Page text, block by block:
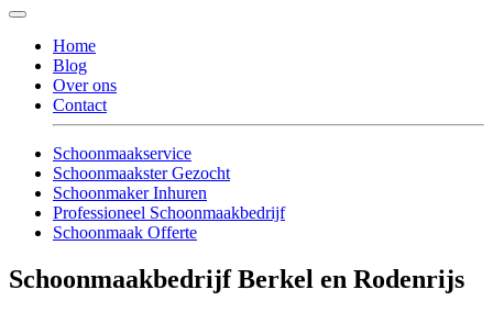
Home
Blog
Over ons
Contact
Schoonmaakservice
Schoonmaakster Gezocht
Schoonmaker Inhuren
Professioneel Schoonmaakbedrijf
Schoonmaak Offerte
Schoonmaakbedrijf Berkel en Rodenrijs